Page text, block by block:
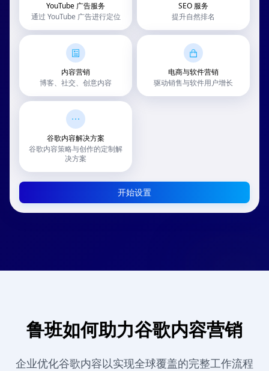
YouTube 广告服务
通过 YouTube 广告进行定位
SEO 服务
提升自然排名
内容营销
博客、社交、创意内容
电商与软件营销
驱动销售与软件用户增长
谷歌内容解决方案
谷歌内容策略与创作的定制解
决方案
开始设置
鲁班如何助力谷歌内容营销
企业优化谷歌内容以实现全球覆盖的完整工作流程